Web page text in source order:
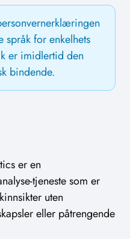
språk for enkelhets
er imidlertid den
bindende.
er en
tjeneste som er
uten
eller påtrengende